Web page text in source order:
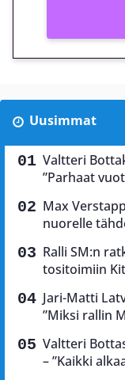
Uusimmat
Valtteri
”Parhaat
Max
nuorelle
Ralli SM:n
tositoimiin
Jari-Matti
”Miksi rallin
Valtteri
– ”Kaikki